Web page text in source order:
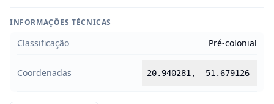
INFORMAÇÕES TÉCNICAS
Classificação Pré-colonial
Coordenadas -20.940281 , -51.679126